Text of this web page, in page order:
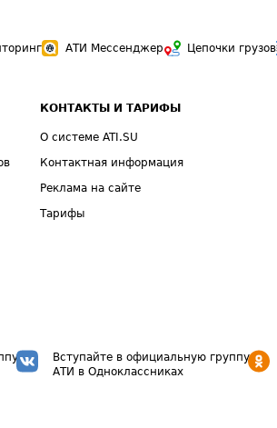
АТИ Мессенджер Цепочки грузов
КОНТАКТЫ И ТАРИФЫ
О системе ATI.SU
Контактная информация
Реклама на сайте
Тарифы
Вступайте в официальную группу
АТИ в Одноклассниках